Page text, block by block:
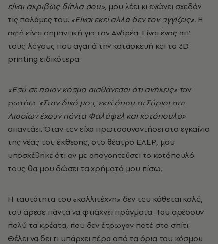
είναι ακριβώς δίπλα σου», μου λέει κι ενώνει σχεδόν
τις παλάμες του. «Είναι εκεί αλλά δεν τον αγγίζεις». Η
αφή είναι σημαντική για τον Ανδρέα. Είναι ένας απ’
τους λόγους που αγαπά την κατασκευή και το 3D
printing ειδικότερα.
«Εσύ σε ποιον κόσμο αισθάνεσαι ότι ανήκεις» τον
ρωτάω. «Στον δικό μου, εκεί όπου οι Σύριοι στη
Λιοσίων έχουν πάντα Φαλάφελ και κοτόπουλο»
απαντάει. Όταν τον είχα πρωτοσυναντήσει στα εγκαίνια
της νέας του έκθεσης, στο θέατρο ΕΛΕΡ, μου
υποσχέθηκε ότι αν με απογοητεύσει το κοτόπουλό
τους θα μου δώσει τα χρήματά μου πίσω.
Η ταυτότητα του «καλλιτέχνη» δεν του κάθεται καλά,
του άρεσε πάντα να φτιάχνει πράγματα. Του αρέσουν
πολύ τα κρέατα, που δεν έτρωγαν ποτέ στο σπίτι.
Θέλει να δει τι υπάρχει πέρα από τα όρια του κόσμου